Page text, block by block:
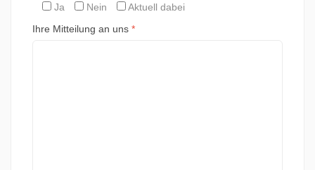
Ja
Nein
Aktuell dabei
Ihre Mitteilung an uns *